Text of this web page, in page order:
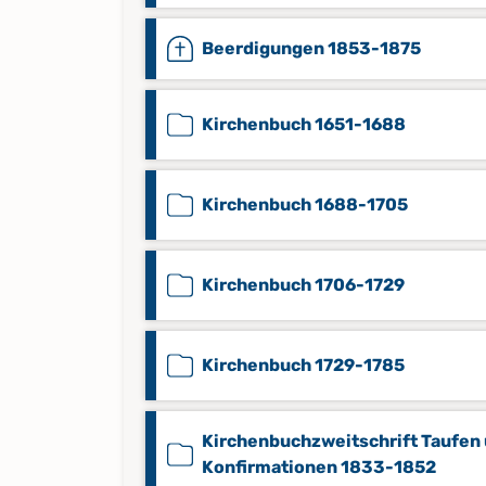
Beerdigungen 1853-1875
Kirchenbuch 1651-1688
Kirchenbuch 1688-1705
Kirchenbuch 1706-1729
Kirchenbuch 1729-1785
Kirchenbuchzweitschrift Taufen
Konfirmationen 1833-1852